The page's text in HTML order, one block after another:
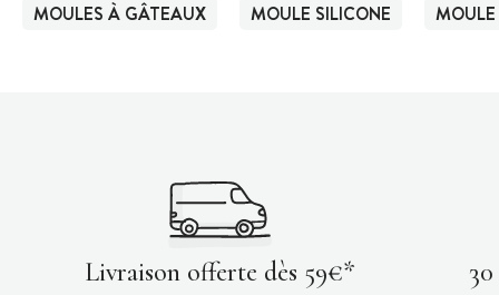
MOULES À GÂTEAUX MOULE SILICONE
Livraison offerte dès 59€*